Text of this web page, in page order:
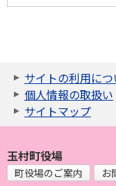
サイトの利用につ
個人情報の取扱い
サイトマップ
玉村町役場
町役場のご案内
お